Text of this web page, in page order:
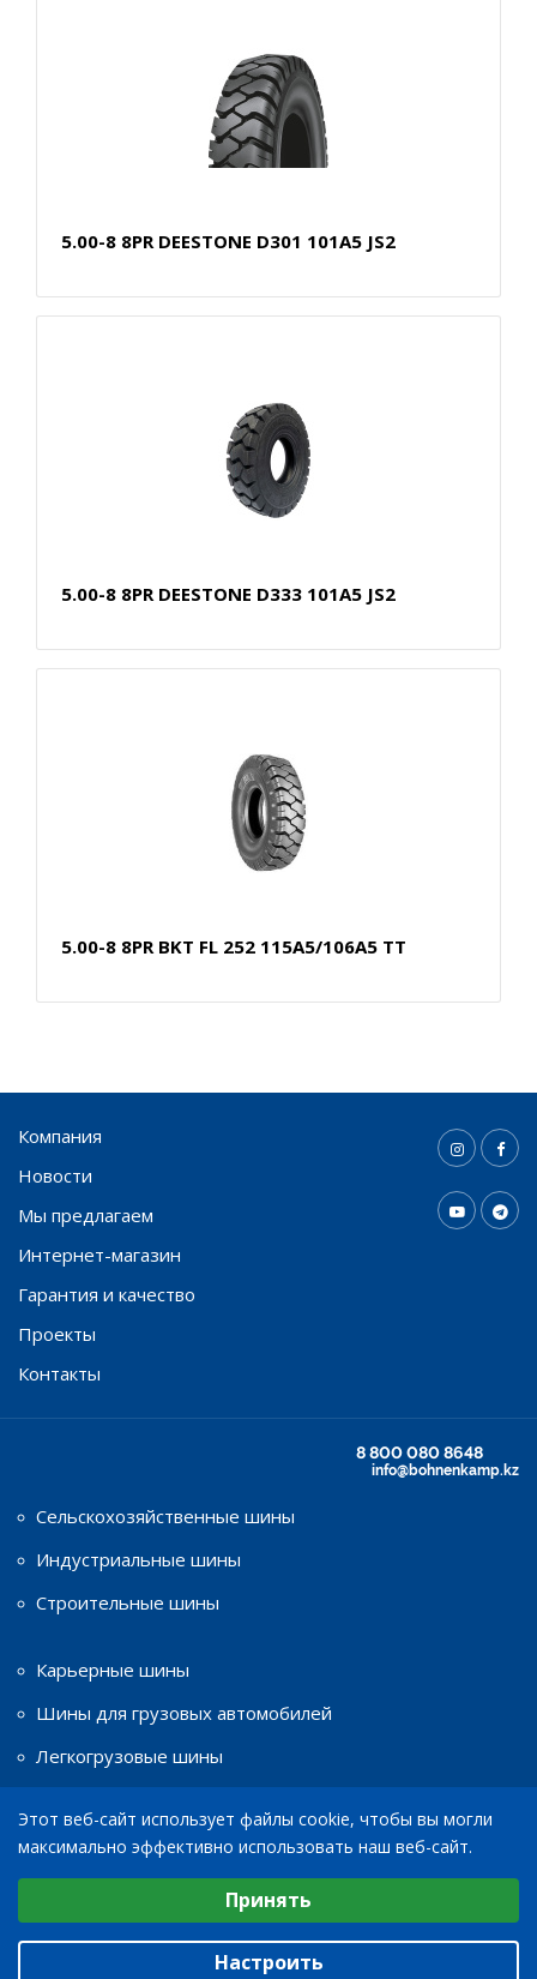
5.00-8 8PR DEESTONE D301 101A5 JS2
5.00-8 8PR DEESTONE D333 101A5 JS2
5.00-8 8PR BKT FL 252 115A5/106A5 TT
Компания
Новости
Мы предлагаем
Интернет-магазин
Гарантия и качество
Проекты
Контакты
8 800 080 8648
info@bohnenkamp.kz
Сельскохозяйственные шины
Индустриальные шины
Строительные шины
Карьерные шины
Шины для грузовых автомобилей
Легкогрузовые шины
Шины для мототехники
© 2026ТОО «Bohnenkamp»
Этот веб-сайт использует файлы cookie, чтобы вы могли
максимально эффективно использовать наш веб-сайт.
Выберите настройки cookie
Аналитические/Функциональные
Принять
Настроить